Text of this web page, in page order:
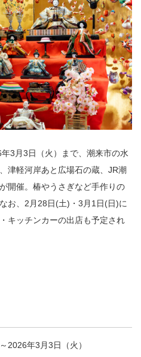
3月3日（火）まで、潮来市の水
津軽河岸あと広場石の蔵、JR潮
開催。椿やうさぎなど手作りの
お、2月28日(土)・3月1日(日)に
キッチンカーの出店も予定され
2026年3月3日（火）